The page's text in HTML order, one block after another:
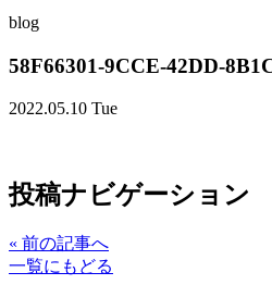
blog
58F66301-9CCE-42DD-
2022.05.10 Tue
投稿ナビゲーション
« 前の記事へ
一覧にもどる